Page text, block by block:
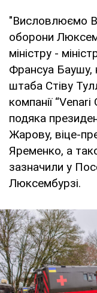
"Висловлюємо
оборони
міністру -
Франсуа Баушу,
штаба Стіву
компанії
подяка
Жарову, віце-
Яременко, а
зазначили у
Люксембурзі.